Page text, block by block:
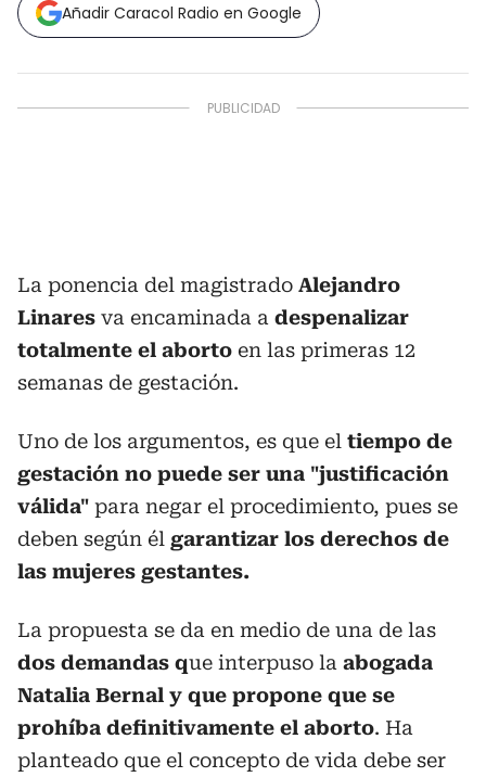
Añadir Caracol Radio en Google
La ponencia del magistrado Alejandro
Linares va encaminada a despenalizar
totalmente el aborto en las primeras 12
semanas de gestación.
Uno de los argumentos, es que el tiempo de
gestación no puede ser una "justificación
válida" para negar el procedimiento, pues se
deben según él garantizar los derechos de
las mujeres gestantes.
La propuesta se da en medio de una de las
dos demandas que interpuso la abogada
Natalia Bernal y que propone que se
prohíba definitivamente el aborto. Ha
planteado que el concepto de vida debe ser